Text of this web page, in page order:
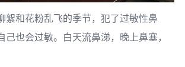
絮和花粉乱飞的季节，犯了过敏性鼻
己也会过敏。白天流鼻涕，晚上鼻塞，